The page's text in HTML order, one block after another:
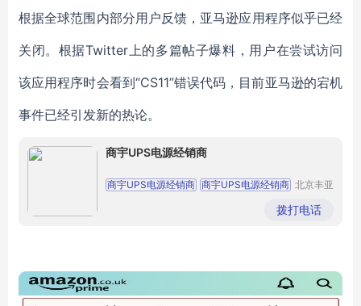
根据全球范围内部分用户反馈，亚马逊应用程序似乎已经
关闭。根据Twitter上的多篇帖子爆料，用户在尝试访问
该应用程序时会看到“CS11”错误代码，目前亚马逊的宕机
事件已经引发新的热论。
商宇UPS电源经销商
商宇UPS电源经销商 商宇UPS电源经销商 北京丰亚
发展有限
公司
拨打电话